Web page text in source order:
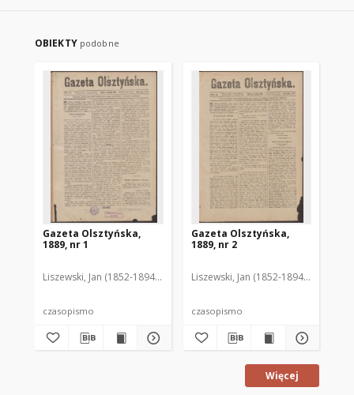
OBIEKTY podobne
Gazeta Olsztyńska,
1889, nr 1
Liszewski, Jan (1852-1894). Red.
czasopismo
Gazeta Olsztyńska,
1889, nr 2
Liszewski, Jan (1852-1894). Red.
czasopismo
Więcej